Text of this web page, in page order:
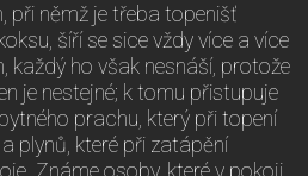
při němž je třeba topenišť
šíří se sice vždy více a více
každý ho však nesnáší, protože
je nestejné; k tomu přistupuje
prachu, který při topení
plynů, které při zatápění
Známe osoby, které v pokoji